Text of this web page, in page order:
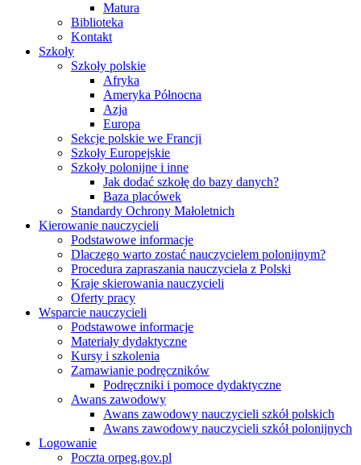
Matura
Biblioteka
Kontakt
Szkoły
Szkoły polskie
Afryka
Ameryka Północna
Azja
Europa
Sekcje polskie we Francji
Szkoły Europejskie
Szkoły polonijne i inne
Jak dodać szkołę do bazy danych?
Baza placówek
Standardy Ochrony Małoletnich
Kierowanie nauczycieli
Podstawowe informacje
Dlaczego warto zostać nauczycielem polonijnym?
Procedura zapraszania nauczyciela z Polski
Kraje skierowania nauczycieli
Oferty pracy
Wsparcie nauczycieli
Podstawowe informacje
Materiały dydaktyczne
Kursy i szkolenia
Zamawianie podręczników
Podręczniki i pomoce dydaktyczne
Awans zawodowy
Awans zawodowy nauczycieli szkół polskich
Awans zawodowy nauczycieli szkół polonijnych
Logowanie
Poczta orpeg.gov.pl